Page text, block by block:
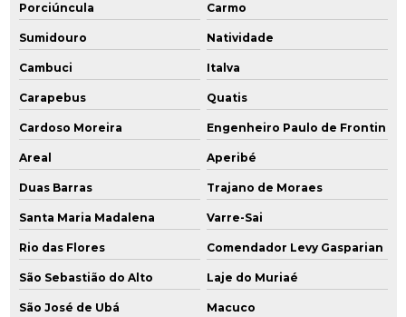
Monitoramento ambiental empresas
Monitoramento ambiental indústria
Monitoramento ambiental poços
Monitoramento ambiental de solo água e ar
Monitoramento da qualidade da água subterrânea
Monitoramento para encerramento
Orçamento licenciamento ambiental
Passivo remediação ambiental
Porciúncula Carmo
Sumidouro Natividade
Cambuci Italva
Carapebus Quatis
Cardoso Moreira Engenheiro Paulo de Frontin
Areal Aperibé
Duas Barras Trajano de Moraes
Santa Maria Madalena Varre-Sai
Rio das Flores Comendador Levy Gasparian
São Sebastião do Alto Laje do Muriaé
São José de Ubá
Macuco